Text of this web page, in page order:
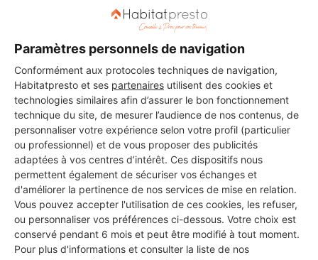
Paramètres personnels de navigation
Conformément aux protocoles techniques de navigation,
Habitatpresto et ses partenaires utilisent des cookies et
technologies similaires afin d’assurer le bon fonctionnement
technique du site, de mesurer l’audience de nos contenus, de
personnaliser votre expérience selon votre profil (particulier
ou professionnel) et de vous proposer des publicités
adaptées à vos centres d’intérêt. Ces dispositifs nous
permettent également de sécuriser vos échanges et
d'améliorer la pertinence de nos services de mise en relation.
Vous pouvez accepter l'utilisation de ces cookies, les refuser,
ou personnaliser vos préférences ci-dessous. Votre choix est
conservé pendant 6 mois et peut être modifié à tout moment.
Pour plus d'informations et consulter la liste de nos
DEMANDER UN DEVIS